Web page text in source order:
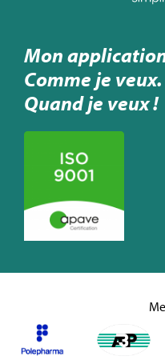
Mon
Comme je veux.
Quand je veux !